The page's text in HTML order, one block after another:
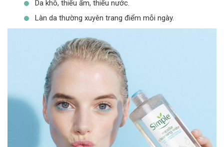
Da khô, thiếu ẩm, thiếu nước.
Làn da thường xuyên trang điểm mỗi ngày.